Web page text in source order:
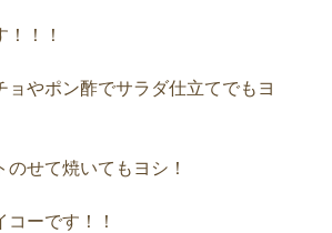
！！
ョやポン酢でサラダ仕立てでもヨ
せて焼いてもヨシ！
ーです！！